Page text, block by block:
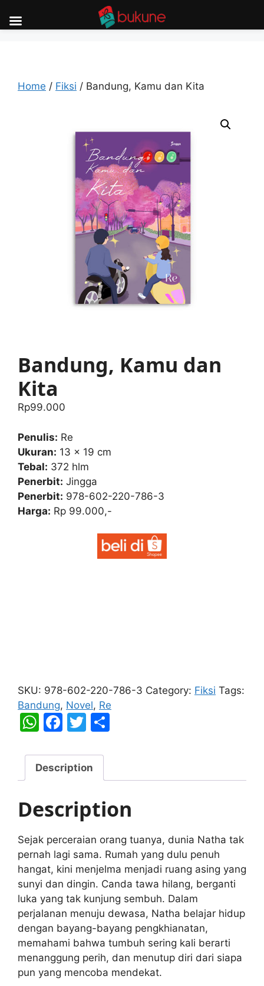
Home / Fiksi / Bandung, Kamu dan Kita
Bandung, Kamu dan
Kita
Rp99.000
Penulis: Re
Ukuran: 13 x 19 cm
Tebal: 372 hlm
Penerbit: Jingga
Penerbit: 978-602-220-786-3
Harga: Rp 99.000,-
Kamu
dan
Kita
quantity
SKU: 978-602-220-786-3 Category: Fiksi Tags:
Bandung, Novel, Re
W
at
s
p
p
F
c
e
o
o
k
T
itt
er e
Description
Description
Sejak perceraian orang tuanya, dunia Natha tak
pernah lagi sama. Rumah yang dulu penuh
hangat, kini menjelma menjadi ruang asing yang
sunyi dan dingin. Canda tawa hilang, berganti
luka yang tak kunjung sembuh. Dalam
perjalanan menuju dewasa, Natha belajar hidup
dengan bayang-bayang pengkhianatan,
memahami bahwa tumbuh sering kali berarti
menanggung perih, dan menutup diri dari siapa
pun yang mencoba mendekat.